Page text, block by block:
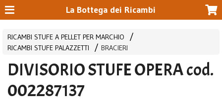
La Bottega dei Ricambi
RICAMBI STUFE A PELLET PER MARCHIO
RICAMBI STUFE PALAZZETTI
BRACIERI
DIVISORIO STUFE OPERA cod.
002287137